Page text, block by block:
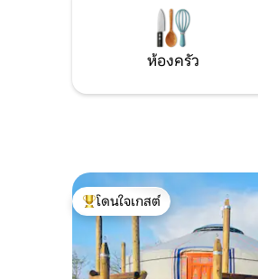
เมตรมีจุดอาบน้ำฟรีบนทะเลสา
— มีบันไดลงไปในทะเลสาบอยู่ใน
อนุญาตให้สุนัขลงน้ำได้ด้วย อพาร์ทเมนท์นี้
ออกแบบมาโดยเจตนาเพื่อผู้ให
ท่าน ไม่ใช่ที่พักสำหรับครอบครั
ภูมิอากาศ เทคโนโลยีหม้อต้ม/
ที่ทันสมัย และระบบพลังงานแ
เพื่อให้คุณรู้สึกดีตลอดการเข้าพัก
ห้องครัว
โดนใจเกสต์ที่สุด
โดนใจเกสต์